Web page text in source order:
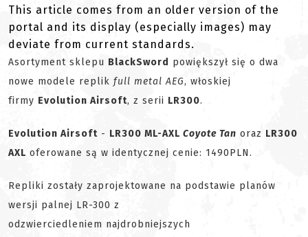
This article comes from an older version of the
portal and its display (especially images) may
deviate from current standards.
Asortyment sklepu BlackSword powiększył się o dwa
nowe modele replik full metal AEG, włoskiej
firmy Evolution Airsoft, z serii LR300.
Evolution Airsoft - LR300 ML-AXL Coyote Tan oraz LR300
AXL oferowane są w identycznej cenie: 1490PLN.
Repliki zostały zaprojektowane na podstawie planów
wersji palnej LR-300 z
odzwierciedleniem najdrobniejszych